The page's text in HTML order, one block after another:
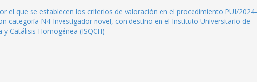
el que se establecen los criterios de valoración en el procedimiento PUI/2024-
categoría N4-Investigador novel, con destino en el Instituto Universitario de
Catálisis Homogénea (ISQCH)